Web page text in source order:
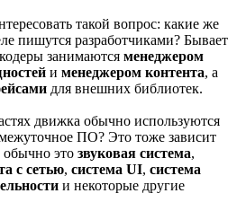
такой вопрос: какие же
пишутся разработчиками? Бывает
занимаются менеджером
и менеджером контента, а
для внешних библиотек.
движка обычно используются
ПО? Это тоже зависит
обычно это звуковая система,
с сетью, система UI, система
и некоторые другие